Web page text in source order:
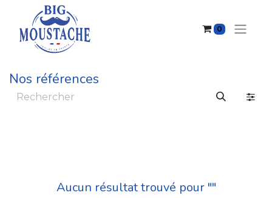
0
Nos références
Aucun résultat trouvé pour ""